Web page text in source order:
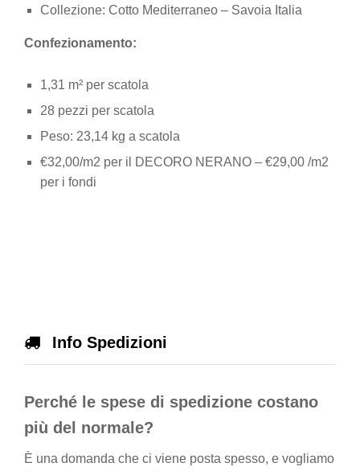
Collezione: Cotto Mediterraneo – Savoia Italia
Confezionamento:
1,31 m² per scatola
28 pezzi per scatola
Peso: 23,14 kg a scatola
€32,00/m2 per il DECORO NERANO – €29,00 /m2
per i fondi
Info Spedizioni
Perché le spese di spedizione costano
più del normale?
È una domanda che ci viene posta spesso, e vogliamo